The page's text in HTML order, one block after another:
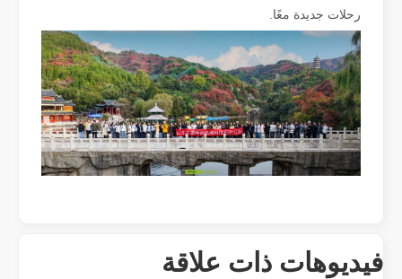
كيفية اختيار شريك العمل الخاص بك: آلة القطع بالليزر
إن قطع المعادن بالليزر هي طريقة دقيقة تستخدم على نطاق واسع في تصنيع
رحلات جديدة معًا.
فيديوهات ذات علاقة